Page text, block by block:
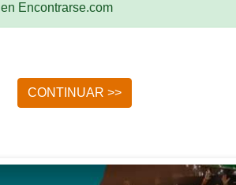
en Encontrarse.com
CONTINUAR >>